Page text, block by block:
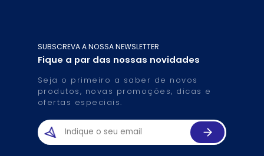
SUBSCREVA A NOSSA NEWSLETTER
Fique a par das nossas novidades
Seja o primeiro a saber de novos
produtos, novas promoções, dicas e
ofertas especiais.